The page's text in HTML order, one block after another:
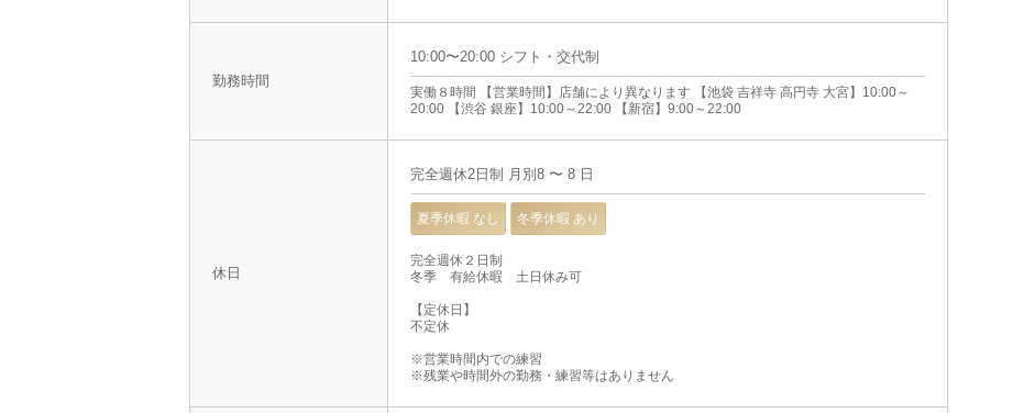
勤務時間
10:00〜20:00 シフト・交代制
実働８時間 【営業時間】店舗により異なります 【池袋 吉祥寺 高円寺 大宮】10:00～
20:00 【渋谷 銀座】10:00～22:00 【新宿】9:00～22:00
休日
完全週休2日制 月別8 〜 8 日
夏季休暇 なし 冬季休暇 あり
完全週休２日制
冬季 有給休暇 土日休み可
【定休日】
不定休
※営業時間内での練習
※残業や時間外の勤務・練習等はありません